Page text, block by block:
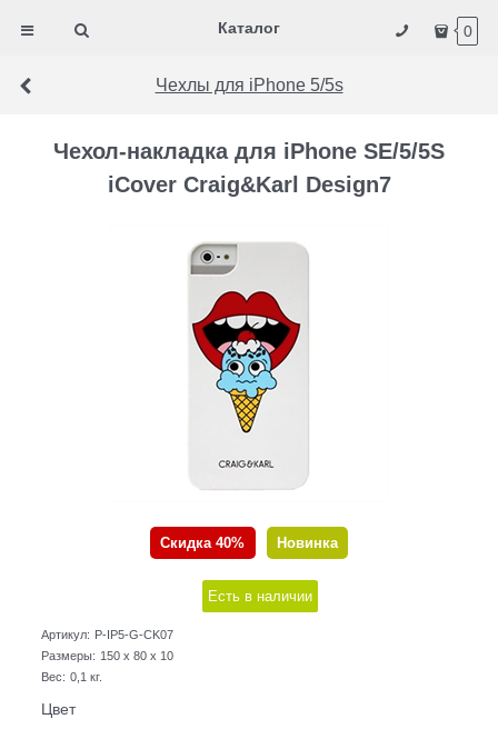
Каталог 0
Чехлы для iPhone 5/5s
Чехол-накладка для iPhone SE/5/5S
iCover Craig&Karl Design7
Скидка 40% Новинка
Есть в наличии
Артикул: P-IP5-G-CK07
Размеры: 150 x 80 x 10
Вес: 0,1 кг.
Цвет